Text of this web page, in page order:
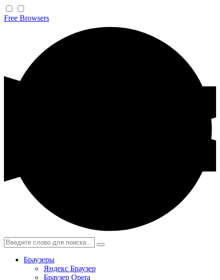
Free Browsers
Браузеры
Яндекс Браузер
Браузер Opera